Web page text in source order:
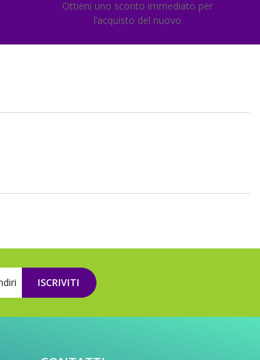
Ottieni uno sconto immediato per
l’acquisto del nuovo
ISCRIVITI